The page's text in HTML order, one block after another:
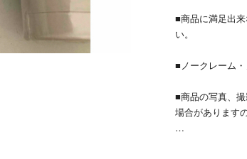
■商品に満足出
い。
■ノークレーム・
■商品の写真、
場合があります
毛穴汚れを落